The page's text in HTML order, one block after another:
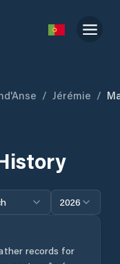
/ Jérémie /
2026
records for